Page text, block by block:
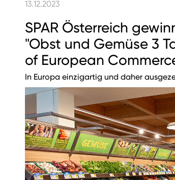
13.12.2023
SPAR Österreich
"Obst und Gemüse 3
of European
In Europa einzigartig und daher